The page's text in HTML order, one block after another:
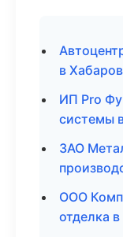
в
ИП Pro
системы
ЗАО
ООО
отделка